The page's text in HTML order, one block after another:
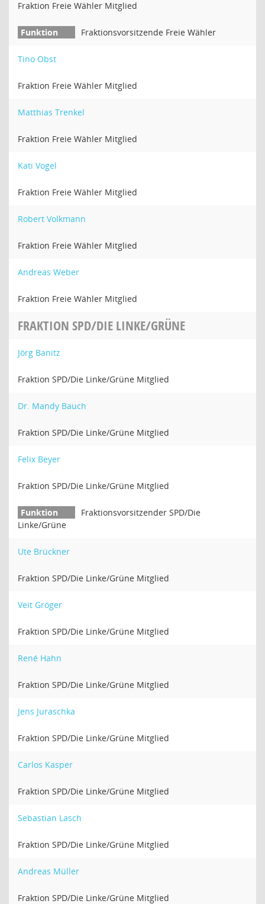
Fraktion Freie Wähler Mitglied
Fraktionsvorsitzende Freie Wähler
Tino Obst
Fraktion Freie Wähler Mitglied
Matthias Trenkel
Fraktion Freie Wähler Mitglied
Kati Vogel
Fraktion Freie Wähler Mitglied
Robert Volkmann
Fraktion Freie Wähler Mitglied
Andreas Weber
Fraktion Freie Wähler Mitglied
FRAKTION SPD/DIE LINKE/GRÜNE
Jörg Banitz
Fraktion SPD/Die Linke/Grüne Mitglied
Dr. Mandy Bauch
Fraktion SPD/Die Linke/Grüne Mitglied
Felix Beyer
Fraktion SPD/Die Linke/Grüne Mitglied
Fraktionsvorsitzender SPD/Die
Linke/Grüne
Ute Brückner
Fraktion SPD/Die Linke/Grüne Mitglied
Veit Gröger
Fraktion SPD/Die Linke/Grüne Mitglied
René Hahn
Fraktion SPD/Die Linke/Grüne Mitglied
Jens Juraschka
Fraktion SPD/Die Linke/Grüne Mitglied
Carlos Kasper
Fraktion SPD/Die Linke/Grüne Mitglied
Sebastian Lasch
Fraktion SPD/Die Linke/Grüne Mitglied
Andreas Müller
Fraktion SPD/Die Linke/Grüne Mitglied